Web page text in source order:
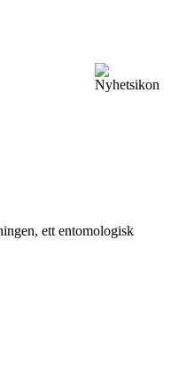
ett entomologisk